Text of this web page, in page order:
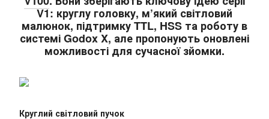
V1: круглу головку, м’який світловий
малюнок, підтримку TTL, HSS та роботу в
системі Godox X, але пропонують оновлені
можливості для сучасної зйомки.
Круглий світловий пучок